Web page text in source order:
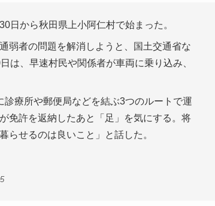
から秋田県上小阿仁村で始まった。
弱者の問題を解消しようと、国土交通省な
は、早速村民や関係者が車両に乗り込み、
療所や郵便局などを結ぶ3つのルートで運
免許を返納したあと「足」を気にする。将
らせるのは良いこと」と話した。